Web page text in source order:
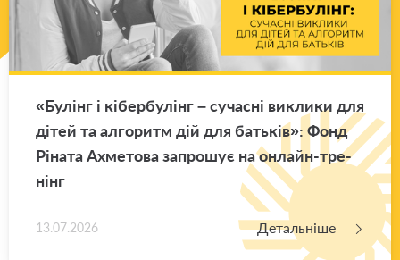
«Бу­лінг і кі­бер­бу­лінг – су­ча­сні ви­кли­ки для
дітей та ал­го­ритм дій для ба­тьків»: Фонд
Рі­на­та Ахме­то­ва за­про­шує на он­лайн-тре­
нінг
13.07.2026 Детальніше